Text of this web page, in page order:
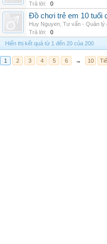
Trả lời:
0
Đồ chơi trẻ em 10 tuổi
Huy Nguyen Tư vấn - Quản lý
Trả lời:
0
Hiển thị kết quả từ 1 đến 20 của 200
1 2 3 4 5 6 → 10